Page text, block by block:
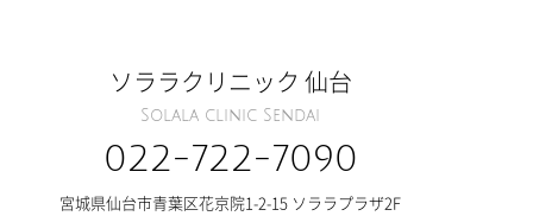
ソララクリニック 仙台
Solala clinic Sendai
022-722-7090
宮城県仙台市青葉区花京院1-2-15 ソララプラザ2F